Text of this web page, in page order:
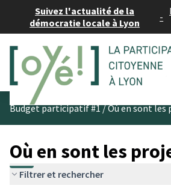
Suivez l'actualité de la
démocratie locale à Lyon
-
Budget participatif #1/Où en sont les
Où en sont les
Filtrer et rechercher